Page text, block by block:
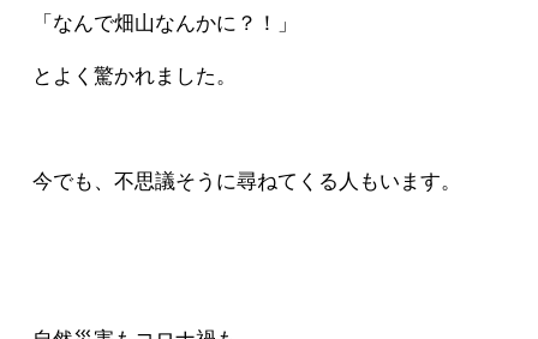
「なんで畑山なんかに？！」
とよく驚かれました。
今でも、不思議そうに尋ねてくる人もいます。